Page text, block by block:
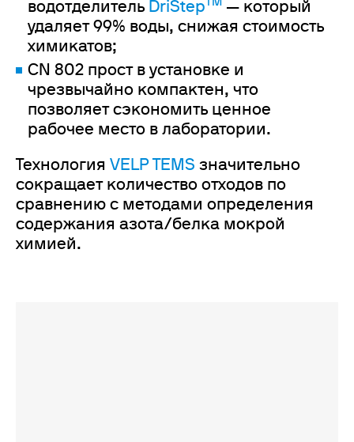
водотделитель DriStep TM — который
удаляет 99% воды, снижая стоимость
химикатов;
CN 802 прост в установке и
чрезвычайно компактен, что
позволяет сэкономить ценное
рабочее место в лаборатории.
Технология VELP TEMS значительно
сокращает количество отходов по
сравнению с методами определения
содержания азота/белка мокрой
химией.